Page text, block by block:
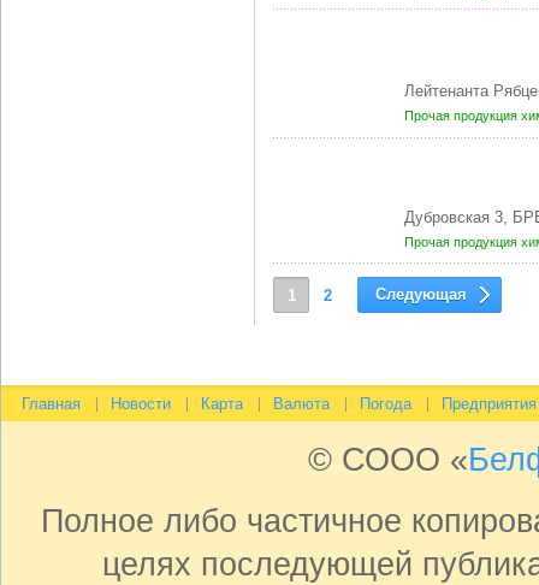
Лейтенанта
Прочая продукция
Дубровская 3,
Прочая продукция
1 2 Следующая
Главная Новости Карта Валюта Погода Предприятия
© СООО «
Полное либо частичное
целях последующей